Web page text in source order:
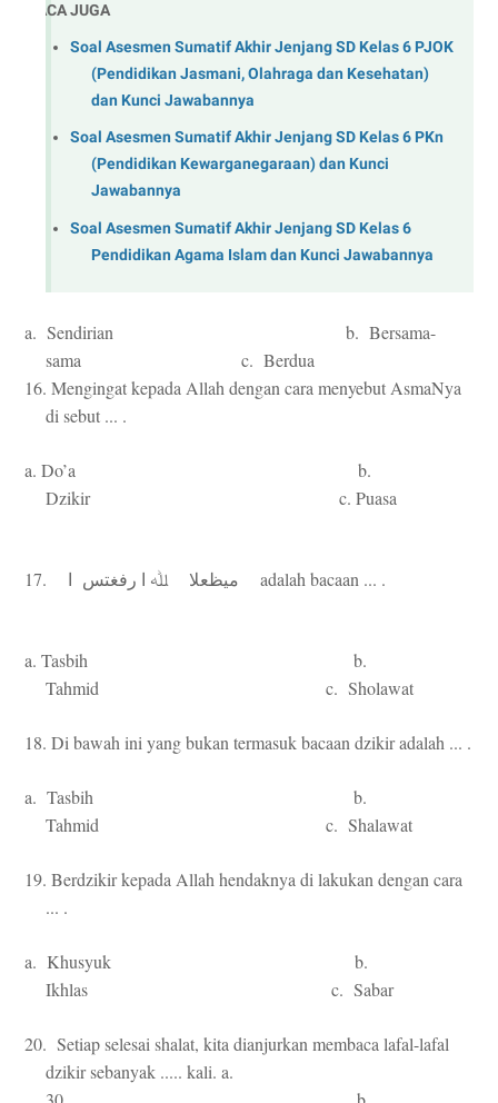
BACA JUGA
Soal Asesmen Sumatif Akhir Jenjang SD Kelas 6 PJOK
(Pendidikan Jasmani, Olahraga dan Kesehatan)
dan Kunci Jawabannya
Soal Asesmen Sumatif Akhir Jenjang SD Kelas 6 PKn
(Pendidikan Kewarganegaraan) dan Kunci
Jawabannya
Soal Asesmen Sumatif Akhir Jenjang SD Kelas 6
Pendidikan Agama Islam dan Kunci Jawabannya
a. Sendirian b. Bersama-
sama c. Berdua
16. Mengingat kepada Allah dengan cara menyebut AsmaNya
di sebut ... .
a. Do’a b.
Dzikir c. Puasa
17. ميظعلا ﷲ رفغتس adalah bacaan ... .
a. Tasbih b.
Tahmid c. Sholawat
18. Di bawah ini yang bukan termasuk bacaan dzikir adalah ... .
a. Tasbih b.
Tahmid c. Shalawat
19. Berdzikir kepada Allah hendaknya di lakukan dengan cara
... .
a. Khusyuk b.
Ikhlas c. Sabar
20. Setiap selesai shalat, kita dianjurkan membaca lafal-lafal
dzikir sebanyak ..... kali. a.